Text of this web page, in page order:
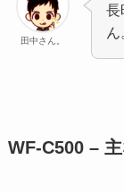
田中さん。
長
ん
WF-C500 –